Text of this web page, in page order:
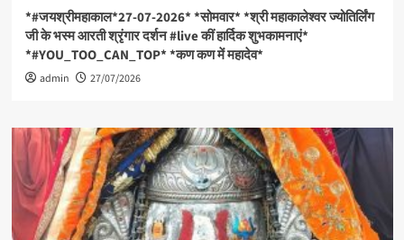
दी
बधाई‌।
*
*अमेरिका
की
ने
ईरान
में
बरसाई
मौत
!
स्कूल
*#जयश्रीमहाकाल*27-07-2026* *सोमवार* *श्री महाकालेश्वर ज्योतिर्लिंग
जी के भस्म आरती श्रृंगार दर्शन #live कीं हार्दिक शुभकामनाएं*
*#YOU_TOO_CAN_TOP* *कण कण में महादेव*
admin 27/07/2026